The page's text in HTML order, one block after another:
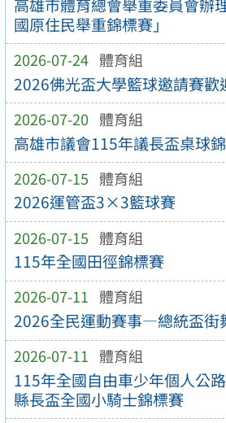
高雄市體育總會舉重委員會辦
國原住民舉重錦標賽」
2026-07-24 體育組
2026佛光盃大學籃球邀請賽歡
2026-07-20 體育組
高雄市議會115年議長盃桌球
2026-07-15 體育組
2026運管盃3×3籃球賽
2026-07-15 體育組
115年全國田徑錦標賽
2026-07-11 體育組
2026全民運動賽事—總統盃街
2026-07-11 體育組
115年全國自由車少年個人公
縣長盃全國小騎士錦標賽